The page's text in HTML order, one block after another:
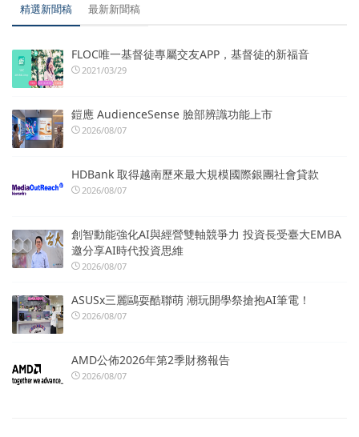
精選新聞稿 最新新聞稿
FLOC唯一基督徒專屬交友APP，基督徒的新福音
2021/03/29
鎧應 AudienceSense 臉部辨識功能上市
2026/08/07
HDBank 取得越南歷來最大規模國際銀團社會貸款
2026/08/07
創智動能強化AI與經營雙軸競爭力 投資長受臺大EMBA
邀分享AI時代投資思維
2026/08/07
ASUSx三麗鷗耍酷聯萌 潮玩開學祭搶抱AI筆電！
2026/08/07
AMD公佈2026年第2季財務報告
2026/08/07